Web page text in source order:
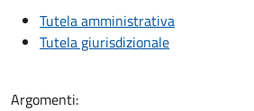
Tutela amministrativa
Tutela giurisdizionale
Argomenti: